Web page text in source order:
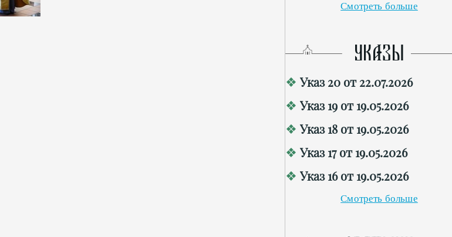
Смотреть больше
УКАЗЫ
Указ 20 от 22.07.2026
Указ 19 от 19.05.2026
Указ 18 от 19.05.2026
Указ 17 от 19.05.2026
Указ 16 от 19.05.2026
Смотреть больше